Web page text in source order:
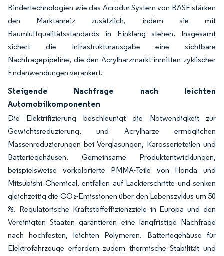
Bindertechnologien wie das Acrodur-System von BASF stärken
den Marktanreiz zusätzlich, indem sie mit
Raumluftqualitätsstandards in Einklang stehen. Insgesamt
sichert die Infrastrukturausgabe eine sichtbare
Nachfragepipeline, die den Acrylharzmarkt inmitten zyklischer
Endanwendungen verankert.
Steigende Nachfrage nach leichten
Automobilkomponenten
Die Elektrifizierung beschleunigt die Notwendigkeit zur
Gewichtsreduzierung, und Acrylharze ermöglichen
Massenreduzierungen bei Verglasungen, Karosserieteilen und
Batteriegehäusen. Gemeinsame Produktentwicklungen,
beispielsweise vorkolorierte PMMA-Teile von Honda und
Mitsubishi Chemical, entfallen auf Lackierschritte und senken
gleichzeitig die CO₂-Emissionen über den Lebenszyklus um 50
%. Regulatorische Kraftstoffeffizienzziele in Europa und den
Vereinigten Staaten garantieren eine langfristige Nachfrage
nach hochfesten, leichten Polymeren. Batteriegehäuse für
Elektrofahrzeuge erfordern zudem thermische Stabilität und